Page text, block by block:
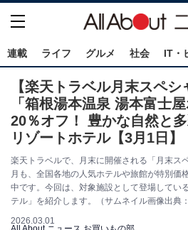
連載 ライフ グルメ 社会 IT・
【楽天トラベル月末スペシ
「箱根湯本温泉 湯本富士
20％オフ！ 豊かな自然と
リゾートホテル【3月1日】
楽天トラベルで、月末に開催される「月末ス
月も、全国各地の人気ホテルや旅館が特別価
中です。今回は、対象施設として登場してい
テル」を紹介します。（サムネイル画像出典
2026.03.01